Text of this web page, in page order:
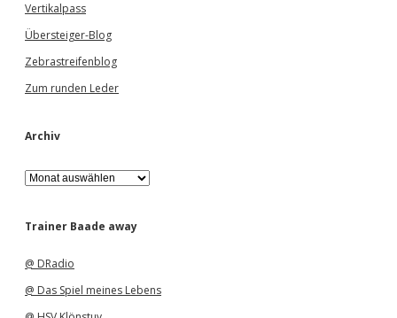
Vertikalpass
Übersteiger-Blog
Zebrastreifenblog
Zum runden Leder
Archiv
A
r
h
Trainer Baade away
@ DRadio
@ Das Spiel meines Lebens